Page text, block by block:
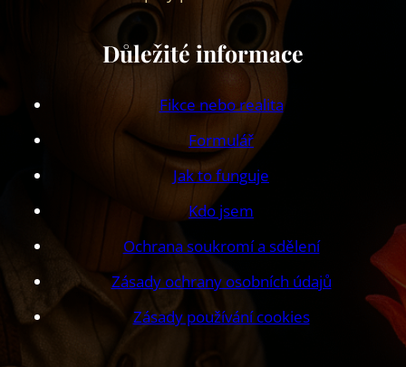
Důležité informace
Fikce nebo realita
Formulář
Jak to funguje
Kdo jsem
Ochrana soukromí a sdělení
Zásady ochrany osobních údajů
Zásady používání cookies